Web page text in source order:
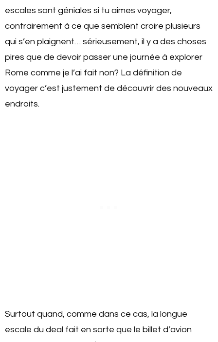
escales sont géniales si tu aimes voyager,
contrairement à ce que semblent croire plusieurs
qui s’en plaignent… sérieusement, il y a des choses
pires que de devoir passer une journée à explorer
Rome comme je l’ai fait non? La définition de
voyager c’est justement de découvrir des nouveaux
endroits.
Surtout quand, comme dans ce cas, la longue
escale du deal fait en sorte que le billet d’avion